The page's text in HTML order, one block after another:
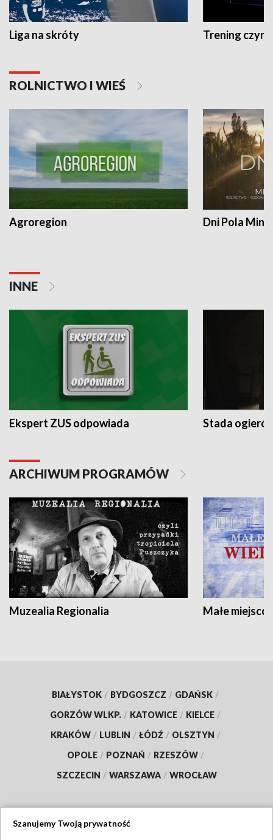
Liga na skróty Trening czyni
ROLNICTWO I WIEŚ
Agroregion Dni Pola
INNE
Ekspert ZUS odpowiada Stada
ARCHIWUM PROGRAMÓW
Muzealia Regionalia Małe
BIAŁYSTOK / BYDGOSZCZ / GDAŃSK /
GORZÓW WLKP. / KATOWICE / KIELCE /
KRAKÓW / LUBLIN / ŁÓDŹ / OLSZTYN /
OPOLE / POZNAŃ / RZESZÓW /
SZCZECIN / WARSZAWA / WROCŁAW
Szanujemy Twoją prywatność